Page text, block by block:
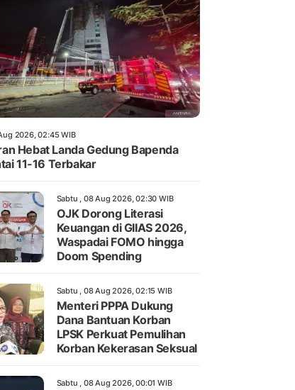
2026, 02:45 WIB
Hebat Landa Gedung Bapenda
11-16 Terbakar
Sabtu , 08 Aug 2026, 02:30 WIB
OJK Dorong Literasi
Keuangan di GIIAS 2026,
Waspadai FOMO hingga
Doom Spending
Sabtu , 08 Aug 2026, 02:15 WIB
Menteri PPPA Dukung
Dana Bantuan Korban
LPSK Perkuat Pemulihan
Korban Kekerasan Seksual
Sabtu , 08 Aug 2026, 00:01 WIB